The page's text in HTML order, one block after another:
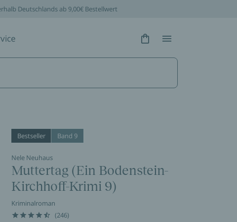
Deutschlands ab 9,00€ Bestellwert
Hidden Text
Hidden Text
Bestseller Band 9
Nele Neuhaus
Muttertag (Ein Bodenstein-
Kirchhoff-Krimi 9)
Kriminalroman
(246)